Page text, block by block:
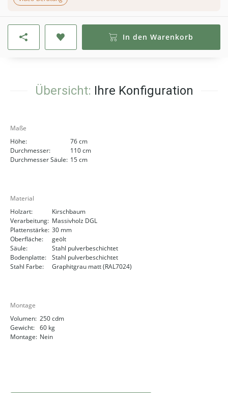
In den Warenkorb
Übersicht: Ihre Konfiguration
Maße
Höhe:
76 cm
Durchmesser:
110 cm
Durchmesser Säule: 15 cm
Material
Holzart:
Kirschbaum
Verarbeitung: Massivholz DGL
Plattenstärke: 30 mm
Oberfläche:
geölt
Säule:
Stahl pulverbeschichtet
Bodenplatte:
Stahl pulverbeschichtet
Stahl Farbe:
Graphitgrau matt (RAL7024)
Montage
Volumen: 250 cdm
Gewicht: 60 kg
Montage: Nein